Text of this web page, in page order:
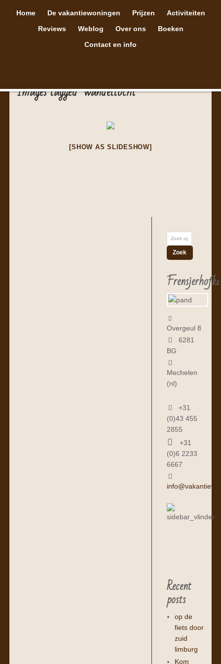
Home De vakantiewoningen Prijzen
Activiteiten
Reviews
Weblog Over ons
Boeken
Contact en info
Images tagged "wandeltocht"
[SHOW AS SLIDESHOW]
Frensjerhofke
Overgeul 8
6281
BG
Mechelen
(nl)
+31
(0)43 455
2855
+31
(0)6 2233
6667
Recent
posts
op de
fiets door
zuid
limburg
Kom